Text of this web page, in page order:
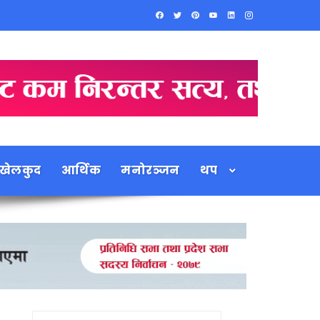
आर्थिक मनोरञ्जन थप